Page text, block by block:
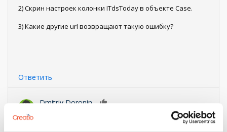
2) Скрин настроек колонки ITdsToday в объекте Case.
3) Какие другие url возвращают такую ошибку?
Ответить
Dmitriy Doronin